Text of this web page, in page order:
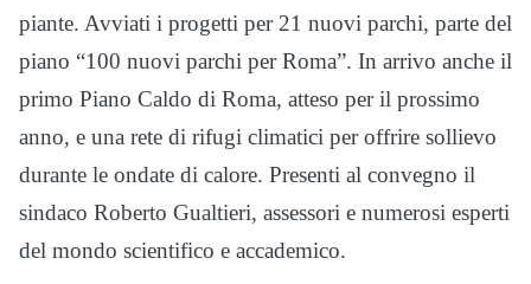
piante. Avviati i progetti per 21 nuovi parchi, parte del
piano “100 nuovi parchi per Roma”. In arrivo anche il
primo Piano Caldo di Roma, atteso per il prossimo
anno, e una rete di rifugi climatici per offrire sollievo
durante le ondate di calore. Presenti al convegno il
sindaco Roberto Gualtieri, assessori e numerosi esperti
del mondo scientifico e accademico.